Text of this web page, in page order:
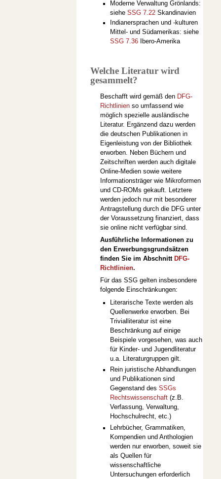
Moderne Verwaltung Grönlands:
sieheSSG 7.22 Skandinavien
Indianersprachen und -kulturen
Mittel- und Südamerikas: siehe
SSG 7.36 Ibero-Amerika
Welche Literatur wird
gesammelt?
Beschafft wird gemäß den DFG-
Richtlinienso umfassend wie
möglich spezielle ausländische
Literatur. Ergänzend dazu werden
die deutschen Publikationen in
Eigenleistung von der Bibliothek
erworben. Neben Büchern und
Zeitschriften werden auch digitale
Online-Medien sowie weitere
Informationsträger wie Mikroformen
und CD-ROMs gekauft. Letztere
werden jedoch nur mit besonderer
Antragstellung durch die DFG unter
der Voraussetzung finanziert, dass
sie online nicht verfügbar sind.
Ausführliche Informationen zu
den Erwerbungsgrundsätzen
finden Sie im Abschnitt DFG-
Richtlinien.
Für das SSG gelten insbesondere
folgende Einschränkungen:
Literarische Texte werden als
Quellenwerke erworben. Bei
Trivialliteratur ist eine
Beschränkung auf einige
Beispiele vorgesehen, was auch
für Kinder- und Jugendliteratur
u.a. Literaturgruppen gilt.
Rein juristische Abhandlungen
und Publikationen sind
Gegenstand desSSGs
Rechtswissenschaft (z.B.
Verfassung, Verwaltung,
Hochschulrecht, etc.)
Lehrbücher, Grammatiken,
Kompendien und Anthologien
werden nur erworben, soweit sie
als Quellen für
wissenschaftliche
Untersuchungen erforderlich